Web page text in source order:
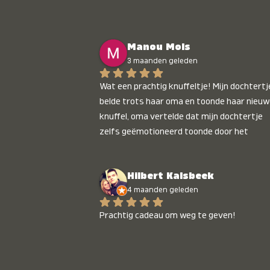
Manou Mols
3 maanden geleden
Wat een prachtig knuffeltje! Mijn
belde trots haar oma en toonde haar
knuffel, oma vertelde dat mijn dochtertje
zelfs geëmotioneerd toonde door het
Hilbert Kalsbeek
4 maanden geleden
Prachtig cadeau om weg te geven!